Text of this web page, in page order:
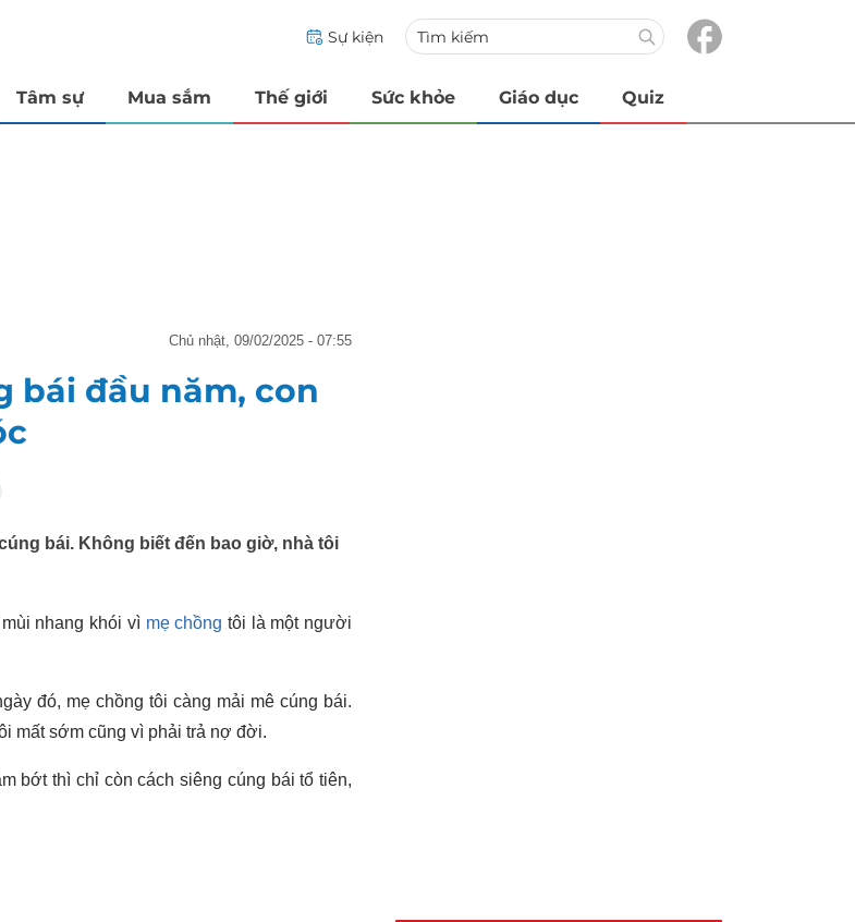
Sự kiện
Tâm sự Mua sắm Thế giới Sức khỏe Giáo dục Quiz
chủ nhật, 09/02/2025 - 07:55
bái đầu năm, con
bái. Không biết đến bao giờ, nhà tôi
nhang khói vì mẹ chồng tôi là một người
đó, mẹ chồng tôi càng mải mê cúng bái.
mất sớm cũng vì phải trả nợ đời.
bớt thì chỉ còn cách siêng cúng bái tổ tiên,